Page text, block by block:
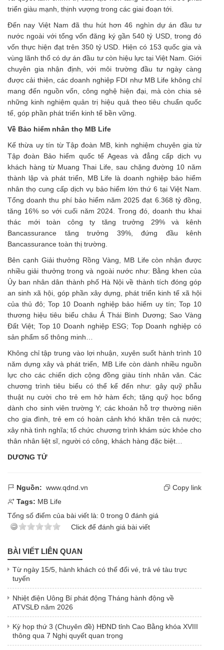
triển giàu mạnh, thịnh vượng trong các giai đoạn tới.
Đến nay Việt Nam đã thu hút hơn 46 nghìn dự án đầu tư
nước ngoài với tổng vốn đăng ký gần 540 tỷ USD, trong đó
vốn thực hiện đạt trên 350 tỷ USD. Hiện có 153 quốc gia và
vùng lãnh thổ có dự án đầu tư còn hiệu lực tại Việt Nam. Giới
chuyên gia nhận định, với môi trường đầu tư ngày càng
được cải thiện, các doanh nghiệp FDI như MB Life không chỉ
mang đến nguồn vốn, công nghệ hiện đại, mà còn chia sẻ
những kinh nghiệm quản trị hiệu quả theo tiêu chuẩn quốc
tế, góp phần phát triển kinh tế bền vững.
Về Bảo hiểm nhân thọ MB Life
Kế thừa uy tín từ Tập đoàn MB, kinh nghiệm chuyên gia từ
Tập đoàn Bảo hiểm quốc tế Ageas và đẳng cấp dịch vụ
khách hàng từ Muang Thai Life, sau chặng đường 10 năm
thành lập và phát triển, MB Life là doanh nghiệp bảo hiểm
nhân thọ cung cấp dịch vụ bảo hiểm lớn thứ 6 tại Việt Nam.
Tổng doanh thu phí bảo hiểm năm 2025 đạt 6.368 tỷ đồng,
tăng 16% so với cuối năm 2024. Trong đó, doanh thu khai
thác mới toàn công ty tăng trưởng 29% và kênh
Bancassurance tăng trưởng 39%, đứng đầu kênh
Bancassurance toàn thị trường.
Bên cạnh Giải thưởng Rồng Vàng, MB Life còn nhận được
nhiều giải thưởng trong và ngoài nước như: Bằng khen của
Ủy ban nhân dân thành phố Hà Nội về thành tích đóng góp
an sinh xã hội, góp phần xây dựng, phát triển kinh tế xã hội
của thủ đô; Top 10 Doanh nghiệp bảo hiểm uy tín; Top 10
thương hiệu tiêu biểu châu Á Thái Bình Dương; Sao Vàng
Đất Việt; Top 10 Doanh nghiệp ESG; Top Doanh nghiệp có
sản phẩm số thông minh…
Không chỉ tập trung vào lợi nhuận, xuyên suốt hành trình 10
năm dựng xây và phát triển, MB Life còn dành nhiều nguồn
lực cho các chiến dịch cộng đồng giàu tính nhân văn. Các
chương trình tiêu biểu có thể kể đến như: gây quỹ phẫu
thuật nụ cười cho trẻ em hở hàm ếch; tặng quỹ học bổng
dành cho sinh viên trường Y; các khoản hỗ trợ thường niên
cho gia đình, trẻ em có hoàn cảnh khó khăn trên cả nước;
xây nhà tình nghĩa; tổ chức chương trình khám sức khỏe cho
thân nhân liệt sĩ, người có công, khách hàng đặc biệt…
DƯƠNG TỬ
Nguồn: www.qdnd.vn
Copy link
Tags: MB Life
Tổng số điểm của bài viết là: 0 trong 0 đánh giá
Click để đánh giá bài viết
BÀI VIẾT LIÊN QUAN
Từ ngày 15/5, hành khách có thể đổi vé, trả vé tàu trực
tuyến
Nhiệt điện Uông Bí phát động Tháng hành động về
ATVSLĐ năm 2026
Kỳ họp thứ 3 (Chuyên đề) HĐND tỉnh Cao Bằng khóa XVIII ​
thông qua 7 Nghị quyết quan trọng